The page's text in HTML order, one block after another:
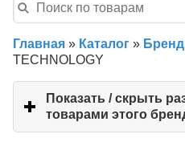
Главная » Каталог »
TECHNOLOGY
Показать / скрыть
товарами этого